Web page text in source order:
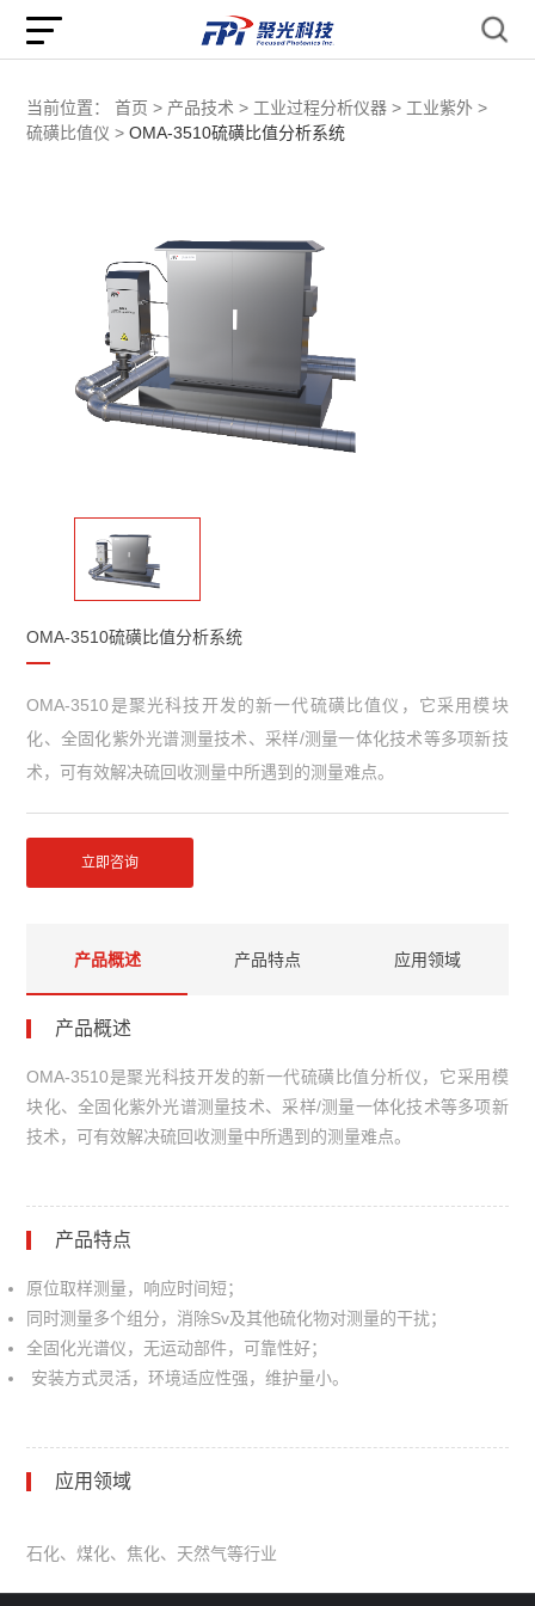
当前位置： 首页 > 产品技术 > 工业过程分析仪器 > 工业紫外 >
硫磺比值仪 > OMA-3510硫磺比值分析系统
OMA-3510硫磺比值分析系统
OMA-3510是聚光科技开发的新一代硫磺比值仪，它采用模块
化、全固化紫外光谱测量技术、采样/测量一体化技术等多项新技
术，可有效解决硫回收测量中所遇到的测量难点。
立即咨询
产品概述 产品特点 应用领域
产品概述
OMA-3510是聚光科技开发的新一代硫磺比值分析仪，它采用模
块化、全固化紫外光谱测量技术、采样/测量一体化技术等多项新
技术，可有效解决硫回收测量中所遇到的测量难点。
产品特点
原位取样测量，响应时间短；
同时测量多个组分，消除Sv及其他硫化物对测量的干扰；
全固化光谱仪，无运动部件，可靠性好；
安装方式灵活，环境适应性强，维护量小。
应用领域
石化、煤化、焦化、天然气等行业